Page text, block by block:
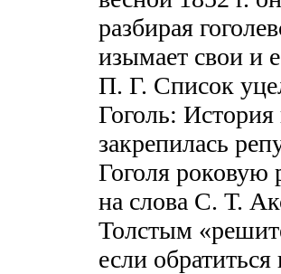
разбирая
изымает свои и
П. Г. Список
Гоголь:
закрепилась
Гоголя роковую
на слова С. Т.
Толстым
если